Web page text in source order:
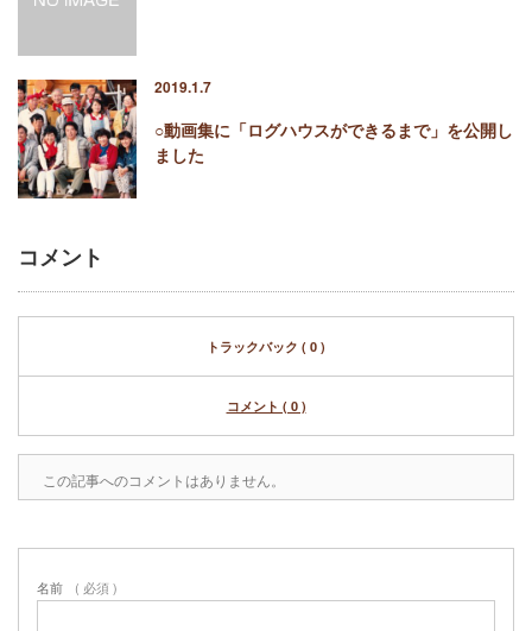
2019.1.7
○動画集に「ログハウスができるまで」を公開し
ました
コメント
トラックバック ( 0 )
コメント ( 0 )
この記事へのコメントはありません。
名前 ( 必須 )